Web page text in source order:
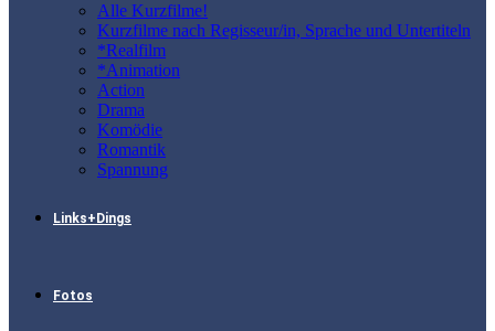
Alle Kurzfilme!
Kurzfilme nach Regisseur/in, Sprache und Untertiteln
*Realfilm
*Animation
Action
Drama
Komödie
Romantik
Spannung
Links+Dings
Fotos